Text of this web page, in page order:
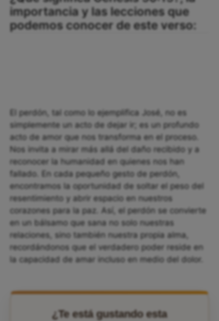
importancia y las lecciones que
podemos conocer de este verso:
El perdón, tal como lo ejemplifica José, no es
simplemente un acto de dejar ir; es un profundo
acto de amor que nos transforma en el proceso.
Nos invita a mirar más allá del daño recibido y a
reconocer la humanidad en quienes nos han
fallado. En cada pequeño gesto de perdón,
encontramos la oportunidad de soltar el peso del
resentimiento y abrir espacio en nuestros
corazones para la paz. Así, el perdón se convierte
en un bálsamo que sana no solo nuestras
relaciones, sino también nuestra propia alma,
recordándonos que el verdadero poder reside en
la capacidad de amar incluso en medio del dolor.
¿Te está gustando esta